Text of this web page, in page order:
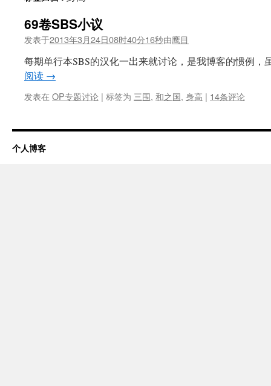
69卷SBS小议
发表于2013年3月24日08时40分16秒由鹰目
每期单行本SBS的汉化一出来就讨论，是我博客的惯例
阅读 →
发表在 OP专题讨论 | 标签为 三围, 和之国, 身高 | 14条评论
个人博客